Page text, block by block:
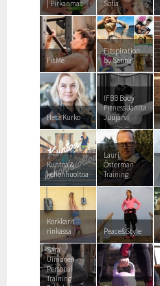
| Pirkanmaa
Sofia
FitMe
Fitspiration
by Sanna
Heta Kurko
IFBB Body
Fitness Janita
Juujärvi
Kuntoa &
kehonhuoltoa
Lauri
Österman
Training
Korkkarit
rinkassa
Peace&Style
Sara
Uimonen
Personal
Training